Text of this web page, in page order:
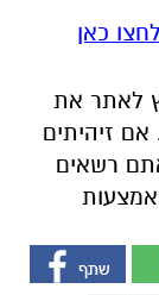
כאן
לאתר את
אם זיהיתים
רשאים